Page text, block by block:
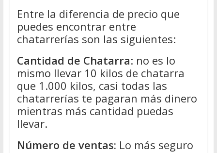
Entre la diferencia de precio que
puedes encontrar entre
chatarrerías son las siguientes:
Cantidad de Chatarra: no es lo
mismo llevar 10 kilos de chatarra
que 1.000 kilos, casi todas las
chatarrerías te pagaran más dinero
mientras más cantidad puedas
llevar.
Número de ventas: Lo más seguro